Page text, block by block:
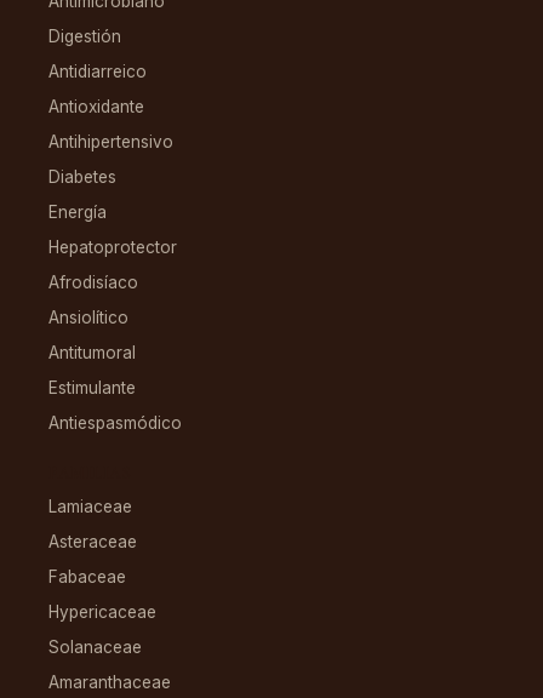
Digestión
Antidiarreico
Antioxidante
Antihipertensivo
Diabetes
Energía
Hepatoprotector
Afrodisíaco
Ansiolítico
Antitumoral
Estimulante
Antiespasmódico
Lamiaceae
Asteraceae
Fabaceae
Hypericaceae
Solanaceae
Amaranthaceae